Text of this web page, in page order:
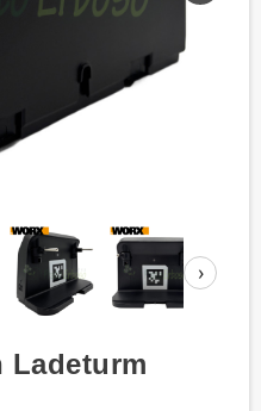
›
Ladeturm